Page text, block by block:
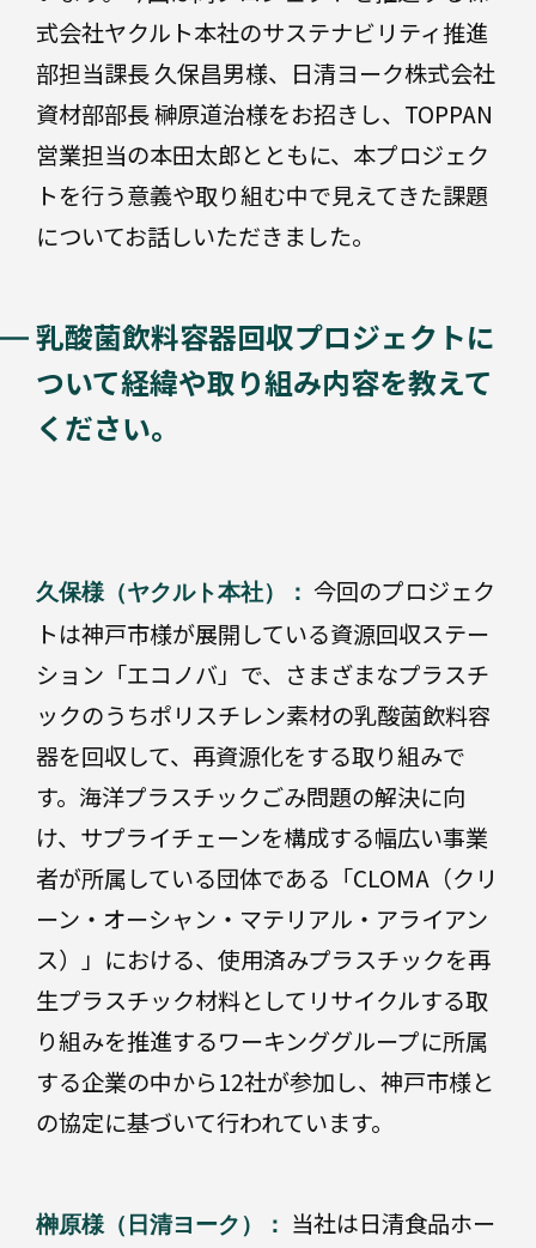
式会社ヤクルト本社のサステナビリティ推進
部担当課長 久保昌男様、日清ヨーク株式会社
資材部部長 榊原道治様をお招きし、TOPPAN
営業担当の本田太郎とともに、本プロジェク
トを行う意義や取り組む中で見えてきた課題
についてお話しいただきました。
乳酸菌飲料容器回収プロジェクトに
ついて経緯や取り組み内容を教えて
ください。
久保様（ヤクルト本社）： 今回のプロジェク
トは神戸市様が展開している資源回収ステー
ション「エコノバ」で、さまざまなプラスチ
ックのうちポリスチレン素材の乳酸菌飲料容
器を回収して、再資源化をする取り組みで
す。海洋プラスチックごみ問題の解決に向
け、サプライチェーンを構成する幅広い事業
者が所属している団体である「CLOMA（クリ
ーン・オーシャン・マテリアル・アライアン
ス）」における、使用済みプラスチックを再
生プラスチック材料としてリサイクルする取
り組みを推進するワーキンググループに所属
する企業の中から12社が参加し、神戸市様と
の協定に基づいて行われています。
榊原様（日清ヨーク）：
当社は日清食品ホー
紙
液
体
複
容
器
ス
チ
ッ
高機
エネ
ー
充填
サ
ス
テ
ビ
リ
テ
ィ
企
画・
そ
機
エ
ル
ー
充
そ
他
製
業
界
別
療・
薬